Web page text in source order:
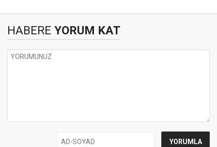
HABERE YORUM KAT